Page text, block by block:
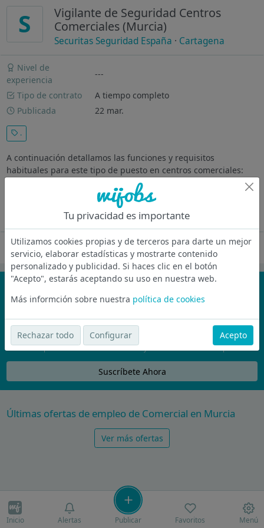
S
Vigilante de Seguridad Centros
Comerciales (Murcia)
Securitas Seguridad España · Cartagena
Nivel de
experiencia
---
Tipo de contrato
A tiempo completo
Publicada
22 mar.
.
A continuación detallamos las funciones y requisitos
habituales para este tipo de puesto en centros comerciales:
Funciones Control de accesos, rondas y tareas de vigilancia en
general. Se Requiere Estar en posesión de la T.I.P. de Vigilante
Oferta desactivada
¡No te pierdas nada!
Únete a la comunidad de wijobs y recibe por email las mejores
ofertas de empleo
Nunca compartiremos tu email con nadie y no te vamos a enviar spam
Suscríbete Ahora
Últimas ofertas de empleo de Comercial en Murcia
Ver más ofertas
Inicio Alertas Publicar Favoritos Menú
Tu privacidad es importante
Utilizamos cookies propias y de terceros para darte un mejor
servicio, elaborar estadísticas y mostrarte contenido
personalizado y publicidad. Si haces clic en el botón
"Acepto", estarás aceptando su uso en nuestra web.
Más informción sobre nuestra política de cookies
Rechazar todo Configurar Acepto